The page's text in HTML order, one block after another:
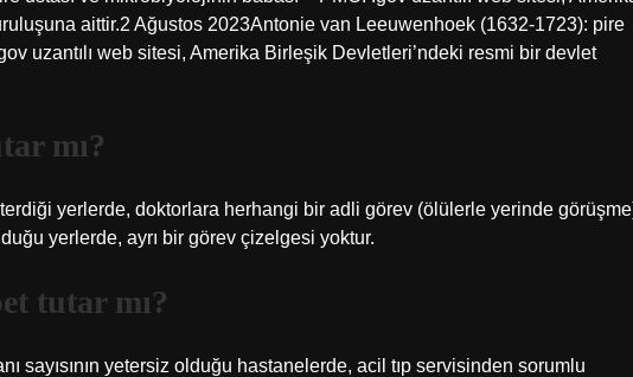
aittir.2 Ağustos 2023Antonie van Leeuwenhoek (1632-1723): pire
uzantılı web sitesi, Amerika Birleşik Devletleri’ndeki resmi bir devlet
mı?
yerlerde, doktorlara herhangi bir adli görev (ölülerle yerinde
yerlerde, ayrı bir görev çizelgesi yoktur.
tutar mı?
sayısının yetersiz olduğu hastanelerde, acil tıp servisinden sorumlu